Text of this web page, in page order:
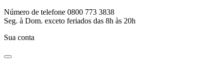
Número de telefone 0800 773 3838
Seg. à Dom. exceto feriados das 8h às 20h
Sua conta